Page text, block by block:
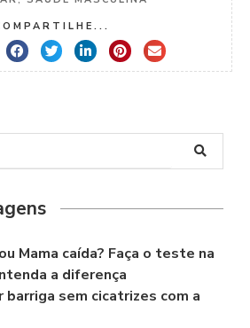
Mama caída? Faça o teste na
a diferença
barriga sem cicatrizes com a